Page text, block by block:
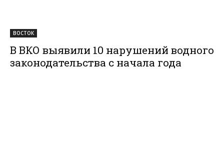
ВОСТОК
В ВКО выявили 10 нарушений водного
законодательства с начала года